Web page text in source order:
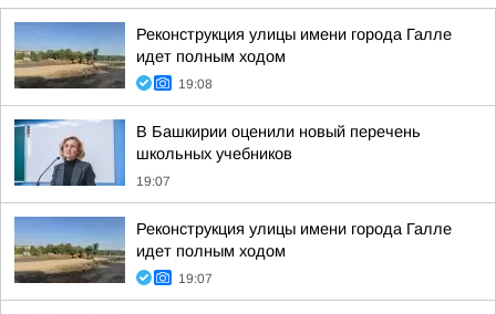
Реконструкция улицы имени города Галле
идет полным ходом
19:08
В Башкирии оценили новый перечень
школьных учебников
19:07
Реконструкция улицы имени города Галле
идет полным ходом
19:07